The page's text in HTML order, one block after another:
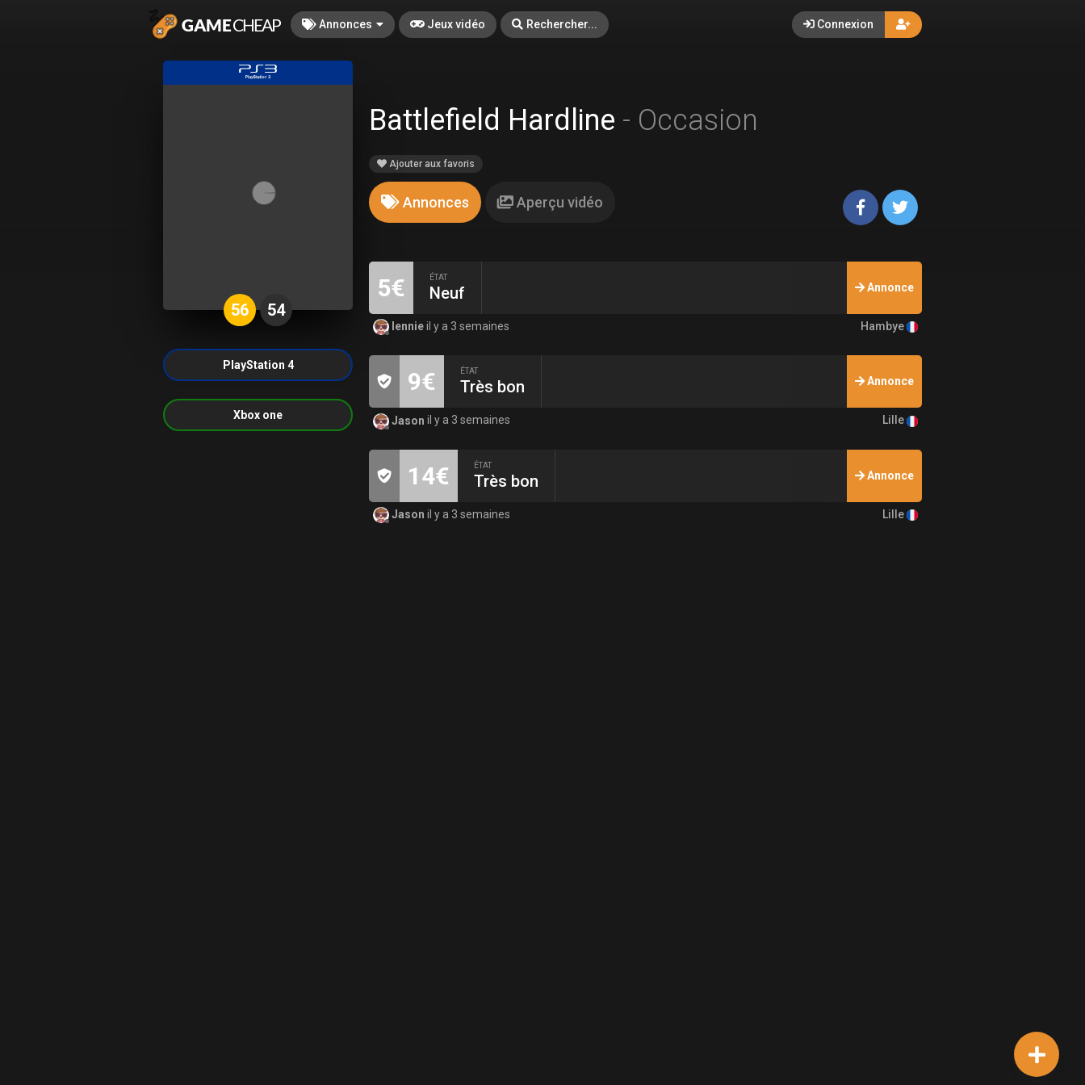
Annonces Jeux vidéo Rechercher... Connexion
56 54
PlayStation 4
Xbox one
Battlefield Hardline - Occasion
Ajouter aux favoris
Annonces Aperçu vidéo
5€ ÉTAT
Neuf Annonce
lennieil y a 3 semaines Hambye
9€ ÉTAT
Très bon Annonce
Jason il y a 3 semaines Lille
14€ ÉTAT
Très bon Annonce
Jason il y a 3 semaines Lille